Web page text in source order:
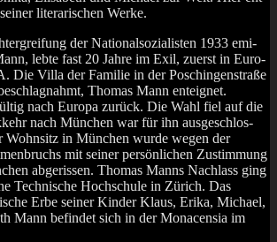
lite­ra­ri­schen Werke.
der Natio­nal­so­zia­lis­ten 1933 emi­
leb­te fast 20 Jah­re im Exil, zuerst in Euro­
Die Vil­la der Fami­lie in der Poschin­gen­stra­ße
Tho­mas Mann enteignet.
nach Euro­pa zurück. Die Wahl fiel auf die
nach Mün­chen war für ihn aus­ge­schlos­
Wohn­sitz in Mün­chen wur­de wegen der
mit sei­ner per­sön­li­chen Zustim­mung
abge­ris­sen. Tho­mas Manns Nach­lass ging
Tech­ni­sche Hoch­schu­le in Zürich. Das
Erbe sei­ner Kin­der Klaus, Eri­ka, Micha­el,
Mann befin­det sich in der Mona­cen­sia im